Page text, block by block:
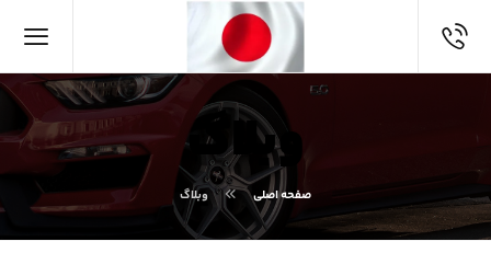
وبلاگ
صفحه اصلی وبلاگ